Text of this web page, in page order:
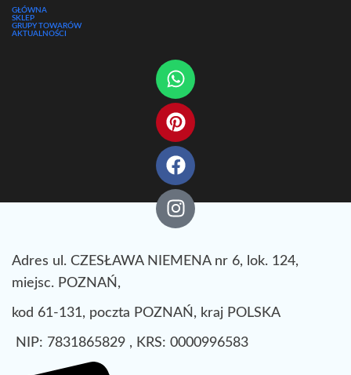
GŁÓWNA
SKLEP
GRUPY TOWARÓW
AKTUALNOŚCI
Adres ul. CZESŁAWA NIEMENA nr 6, lok. 124,
miejsc. POZNAŃ,
kod 61-131, poczta POZNAŃ, kraj POLSKA
NIP: 7831865829 , KRS: 0000996583